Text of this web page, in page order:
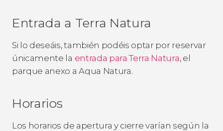
Entrada a Terra Natura
Si lo deseáis, también podéis optar por reservar
únicamente la entrada para Terra Natura, el
parque anexo a Aqua Natura.
Horarios
Los horarios de apertura y cierre varían según la